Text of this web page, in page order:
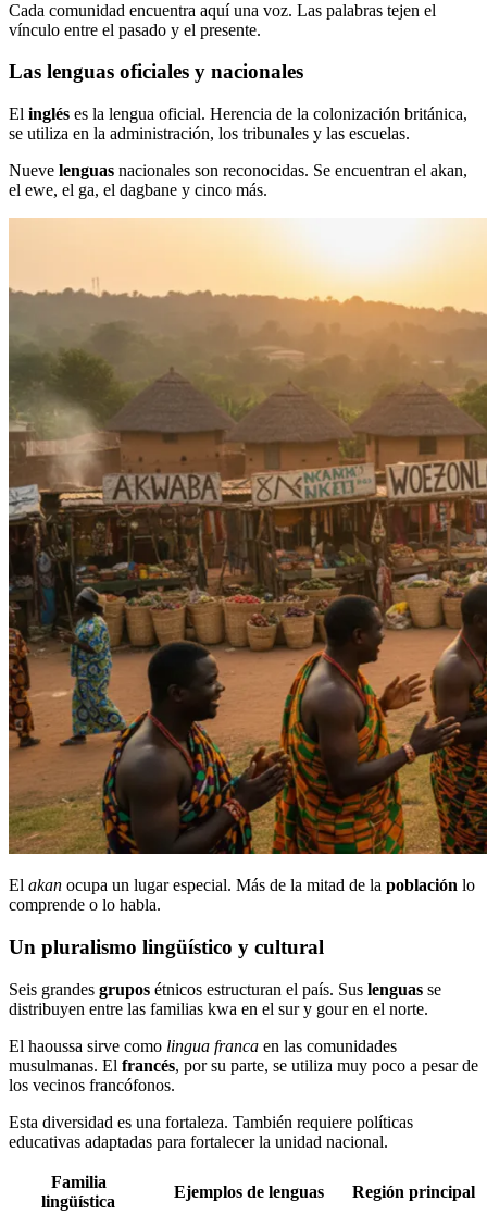
Cada comunidad encuentra aquí una voz. Las palabras tejen el
vínculo entre el pasado y el presente.
Las lenguas oficiales y nacionales
El inglés es la lengua oficial. Herencia de la colonización británica,
se utiliza en la administración, los tribunales y las escuelas.
Nueve lenguas nacionales son reconocidas. Se encuentran el akan,
el ewe, el ga, el dagbane y cinco más.
El akan ocupa un lugar especial. Más de la mitad de la población lo
comprende o lo habla.
Un pluralismo lingüístico y cultural
Seis grandes grupos étnicos estructuran el país. Sus lenguas se
distribuyen entre las familias kwa en el sur y gour en el norte.
El haoussa sirve como lingua franca en las comunidades
musulmanas. El francés, por su parte, se utiliza muy poco a pesar de
los vecinos francófonos.
Esta diversidad es una fortaleza. También requiere políticas
educativas adaptadas para fortalecer la unidad nacional.
Familia
lingüística
Ejemplos de lenguas
Región principal